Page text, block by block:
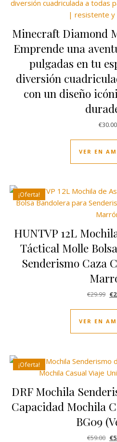
Minecraft Diamond
Emprende una
pulgadas en tu
diversión
con un diseño
€30.00
VER EN
¡Oferta!
HUNTVP 12L
Táctical Molle
Senderismo Caza
€29.99 El
€
VER EN
¡Oferta!
DRF Mochila
Capacidad Mochila
BG09
€59.00 El
€